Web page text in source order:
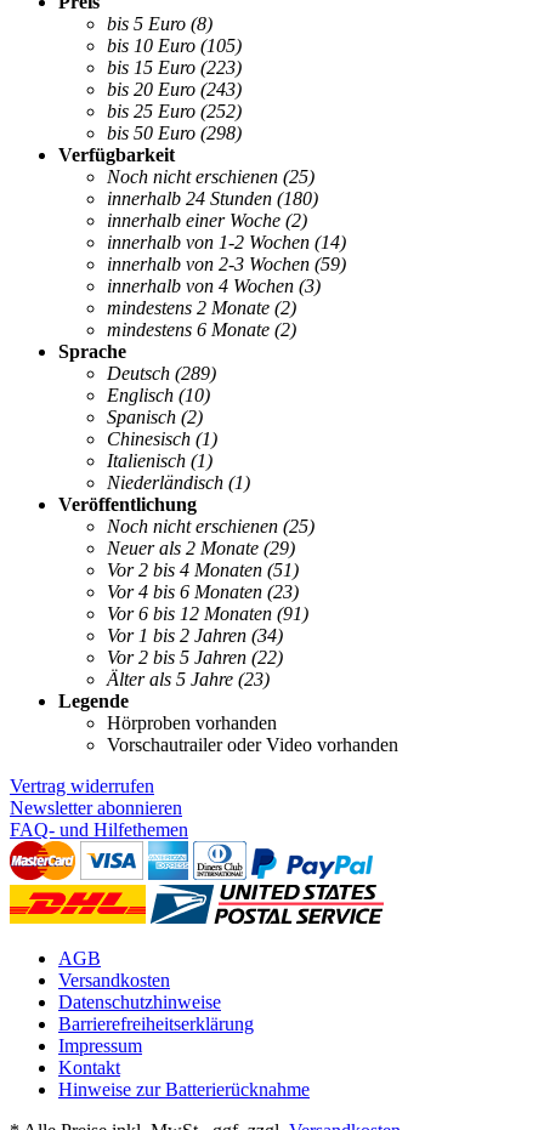
bis 5 Euro (8)
bis 10 Euro (105)
bis 15 Euro (223)
bis 20 Euro (243)
bis 25 Euro (252)
bis 50 Euro (298)
Verfügbarkeit
Noch nicht erschienen (25)
innerhalb 24 Stunden (180)
innerhalb einer Woche (2)
innerhalb von 1-2 Wochen (14)
innerhalb von 2-3 Wochen (59)
innerhalb von 4 Wochen (3)
mindestens 2 Monate (2)
mindestens 6 Monate (2)
Sprache
Deutsch (289)
Englisch (10)
Spanisch (2)
Chinesisch (1)
Italienisch (1)
Niederländisch (1)
Veröffentlichung
Noch nicht erschienen (25)
Neuer als 2 Monate (29)
Vor 2 bis 4 Monaten (51)
Vor 4 bis 6 Monaten (23)
Vor 6 bis 12 Monaten (91)
Vor 1 bis 2 Jahren (34)
Vor 2 bis 5 Jahren (22)
Älter als 5 Jahre (23)
Legende
Hörproben vorhanden
Vorschautrailer oder Video vorhanden
Vertrag widerrufen
Newsletter abonnieren
FAQ- und Hilfethemen
AGB
Versandkosten
Datenschutzhinweise
Barrierefreiheitserklärung
Impressum
Kontakt
Hinweise zur Batterierücknahme